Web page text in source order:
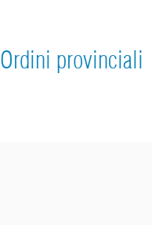
Ordini provinciali